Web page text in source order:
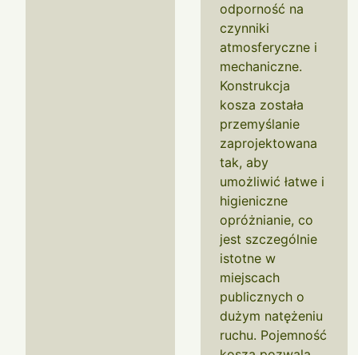
odporność na
czynniki
atmosferyczne i
mechaniczne.
Konstrukcja
kosza została
przemyślanie
zaprojektowana
tak, aby
umożliwić łatwe i
higieniczne
opróżnianie, co
jest szczególnie
istotne w
miejscach
publicznych o
dużym natężeniu
ruchu. Pojemność